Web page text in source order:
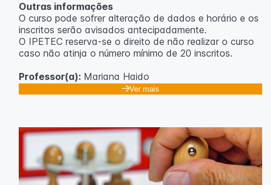
Outras informações
O curso pode sofrer alteração de dados e horário e os
inscritos serão avisados ​​antecipadamente.
O IPETEC reserva-se o direito de não realizar o curso
caso não atinja o número mínimo de 20 inscritos.
Professor(a): Mariana Haido
Ver mais